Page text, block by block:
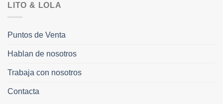
LITO & LOLA
Puntos de Venta
Hablan de nosotros
Trabaja con nosotros
Contacta